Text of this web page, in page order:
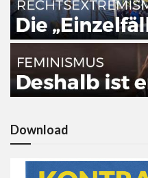
Download